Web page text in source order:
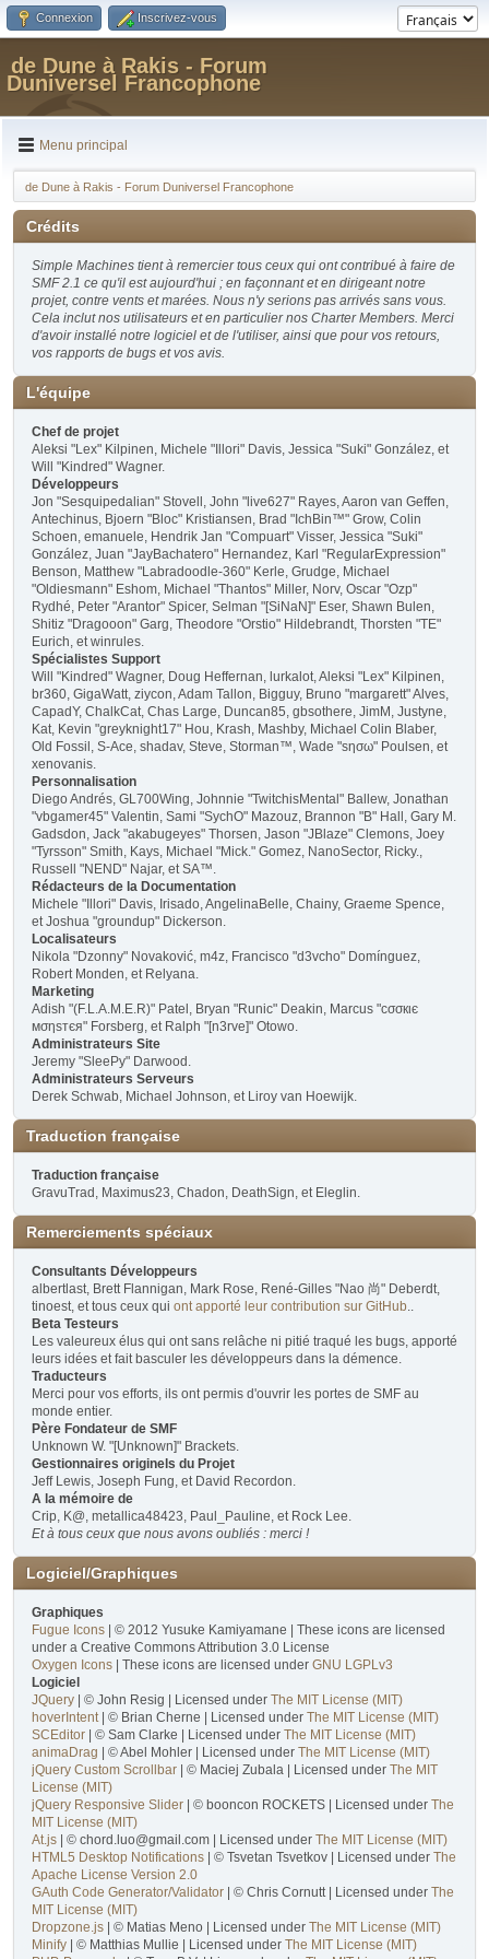
Connexion Inscrivez-vous
de Dune à Rakis - Forum
Duniversel Francophone
Menu principal
de Dune à Rakis - Forum Duniversel Francophone
Crédits
Simple Machines tient à remercier tous ceux qui ont contribué à faire de
SMF 2.1 ce qu'il est aujourd'hui ; en façonnant et en dirigeant notre
projet, contre vents et marées. Nous n'y serions pas arrivés sans vous.
Cela inclut nos utilisateurs et en particulier nos Charter Members. Merci
d'avoir installé notre logiciel et de l'utiliser, ainsi que pour vos retours,
vos rapports de bugs et vos avis.
L'équipe
Chef de projet
Aleksi "Lex" Kilpinen, Michele "Illori" Davis, Jessica "Suki" González, et
Will "Kindred" Wagner.
Développeurs
Jon "Sesquipedalian" Stovell, John "live627" Rayes, Aaron van Geffen,
Antechinus, Bjoern "Bloc" Kristiansen, Brad "IchBin™" Grow, Colin
Schoen, emanuele, Hendrik Jan "Compuart" Visser, Jessica "Suki"
González, Juan "JayBachatero" Hernandez, Karl "RegularExpression"
Benson, Matthew "Labradoodle-360" Kerle, Grudge, Michael
"Oldiesmann" Eshom, Michael "Thantos" Miller, Norv, Oscar "Ozp"
Rydhé, Peter "Arantor" Spicer, Selman "[SiNaN]" Eser, Shawn Bulen,
Shitiz "Dragooon" Garg, Theodore "Orstio" Hildebrandt, Thorsten "TE"
Eurich, et winrules.
Spécialistes Support
Will "Kindred" Wagner, Doug Heffernan, lurkalot, Aleksi "Lex" Kilpinen,
br360, GigaWatt, ziycon, Adam Tallon, Bigguy, Bruno "margarett" Alves,
CapadY, ChalkCat, Chas Large, Duncan85, gbsothere, JimM, Justyne,
Kat, Kevin "greyknight17" Hou, Krash, Mashby, Michael Colin Blaber,
Old Fossil, S-Ace, shadav, Steve, Storman™, Wade "sησω" Poulsen, et
xenovanis.
Personnalisation
Diego Andrés, GL700Wing, Johnnie "TwitchisMental" Ballew, Jonathan
"vbgamer45" Valentin, Sami "SychO" Mazouz, Brannon "B" Hall, Gary M.
Gadsdon, Jack "akabugeyes" Thorsen, Jason "JBlaze" Clemons, Joey
"Tyrsson" Smith, Kays, Michael "Mick." Gomez, NanoSector, Ricky.,
Russell "NEND" Najar, et SA™.
Rédacteurs de la Documentation
Michele "Illori" Davis, Irisado, AngelinaBelle, Chainy, Graeme Spence,
et Joshua "groundup" Dickerson.
Localisateurs
Nikola "Dzonny" Novaković, m4z, Francisco "d3vcho" Domínguez,
Robert Monden, et Relyana.
Marketing
Adish "(F.L.A.M.E.R)" Patel, Bryan "Runic" Deakin, Marcus "cσσкιє
мσηѕтєя" Forsberg, et Ralph "[n3rve]" Otowo.
Administrateurs Site
Jeremy "SleePy" Darwood.
Administrateurs Serveurs
Derek Schwab, Michael Johnson, et Liroy van Hoewijk.
Traduction française
Traduction française
GravuTrad, Maximus23, Chadon, DeathSign, et Eleglin.
Remerciements spéciaux
Consultants Développeurs
albertlast, Brett Flannigan, Mark Rose, René-Gilles "Nao 尚" Deberdt,
tinoest, et tous ceux qui ont apporté leur contribution sur GitHub..
Beta Testeurs
Les valeureux élus qui ont sans relâche ni pitié traqué les bugs, apporté
leurs idées et fait basculer les développeurs dans la démence.
Traducteurs
Merci pour vos efforts, ils ont permis d'ouvrir les portes de SMF au
monde entier.
Père Fondateur de SMF
Unknown W. "[Unknown]" Brackets.
Gestionnaires originels du Projet
Jeff Lewis, Joseph Fung, et David Recordon.
A la mémoire de
Crip, K@, metallica48423, Paul_Pauline, et Rock Lee.
Et à tous ceux que nous avons oubliés : merci !
Logiciel/Graphiques
Graphiques
Fugue Icons | © 2012 Yusuke Kamiyamane | These icons are licensed
under a Creative Commons Attribution 3.0 License
Oxygen Icons | These icons are licensed under GNU LGPLv3
Logiciel
JQuery | © John Resig | Licensed under The MIT License (MIT)
hoverIntent| © Brian Cherne | Licensed under The MIT License (MIT)
SCEditor | © Sam Clarke | Licensed under The MIT License (MIT)
animaDrag | © Abel Mohler | Licensed under The MIT License (MIT)
jQuery Custom Scrollbar | © Maciej Zubala | Licensed under The MIT
License (MIT)
jQuery Responsive Slider | © booncon ROCKETS | Licensed under The
MIT License (MIT)
At.js | © chord.luo@gmail.com | Licensed under The MIT License (MIT)
HTML5 Desktop Notifications | © Tsvetan Tsvetkov | Licensed under The
Apache License Version 2.0
GAuth Code Generator/Validator | © Chris Cornutt | Licensed under The
MIT License (MIT)
Dropzone.js | © Matias Meno | Licensed under The MIT License (MIT)
Minify | © Matthias Mullie | Licensed under The MIT License (MIT)